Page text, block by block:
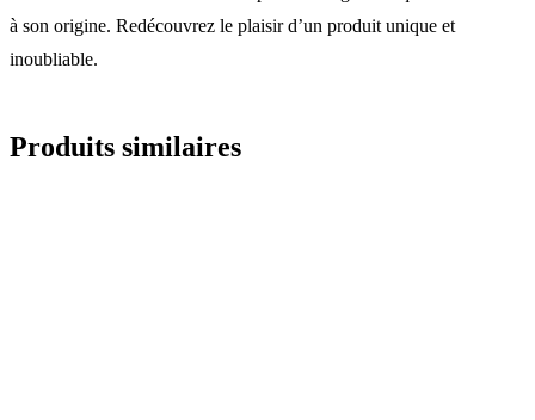
à son origine. Redécouvrez le plaisir d’un produit unique et
inoubliable.
Produits similaires